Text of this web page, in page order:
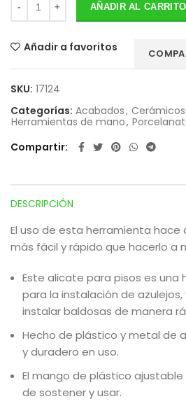
AÑADIR AL CARRITO
Añadir a favoritos
SKU: 17124
Categorías: Acabados, Cerámicos
Herramientas de mano,
Compartir
DESCRIPCIÓN
El uso de esta herramienta hace
más fácil y rápido que hacerlo a
Este alicate para pisos es
para la instalación de
instalar baldosas de manera
Hecho de plástico y metal de
y duradero en uso.
El mango de plástico
de sostener y usar.